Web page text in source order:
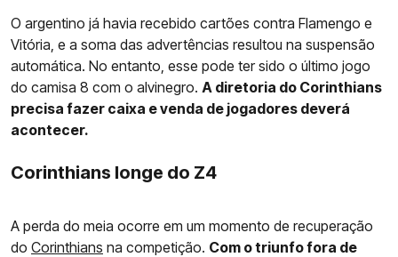
O argentino já havia recebido cartões contra Flamengo e
Vitória, e a soma das advertências resultou na suspensão
automática. No entanto, esse pode ter sido o último jogo
do camisa 8 com o alvinegro. A diretoria do Corinthians
precisa fazer caixa e venda de jogadores deverá
acontecer.
Corinthians longe do Z4
A perda do meia ocorre em um momento de recuperação
do Corinthians na competição. Com o triunfo fora de